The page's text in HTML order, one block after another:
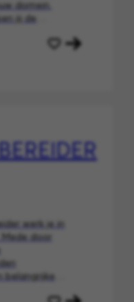
domein.
jij de
werk je in
door
belangrijke